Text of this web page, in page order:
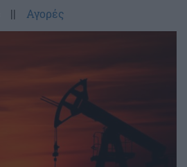
|| Αγορές